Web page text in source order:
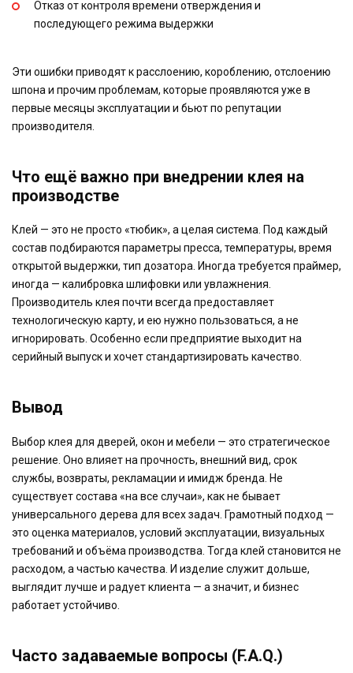
Отказ от контроля времени отверждения и
последующего режима выдержки
Эти ошибки приводят к расслоению, короблению, отслоению
шпона и прочим проблемам, которые проявляются уже в
первые месяцы эксплуатации и бьют по репутации
производителя.
Что ещё важно при внедрении клея на
производстве
Клей — это не просто «тюбик», а целая система. Под каждый
состав подбираются параметры пресса, температуры, время
открытой выдержки, тип дозатора. Иногда требуется праймер,
иногда — калибровка шлифовки или увлажнения.
Производитель клея почти всегда предоставляет
технологическую карту, и ею нужно пользоваться, а не
игнорировать. Особенно если предприятие выходит на
серийный выпуск и хочет стандартизировать качество.
Вывод
Выбор клея для дверей, окон и мебели — это стратегическое
решение. Оно влияет на прочность, внешний вид, срок
службы, возвраты, рекламации и имидж бренда. Не
существует состава «на все случаи», как не бывает
универсального дерева для всех задач. Грамотный подход —
это оценка материалов, условий эксплуатации, визуальных
требований и объёма производства. Тогда клей становится не
расходом, а частью качества. И изделие служит дольше,
выглядит лучше и радует клиента — а значит, и бизнес
работает устойчиво.
Часто задаваемые вопросы (F.A.Q.)